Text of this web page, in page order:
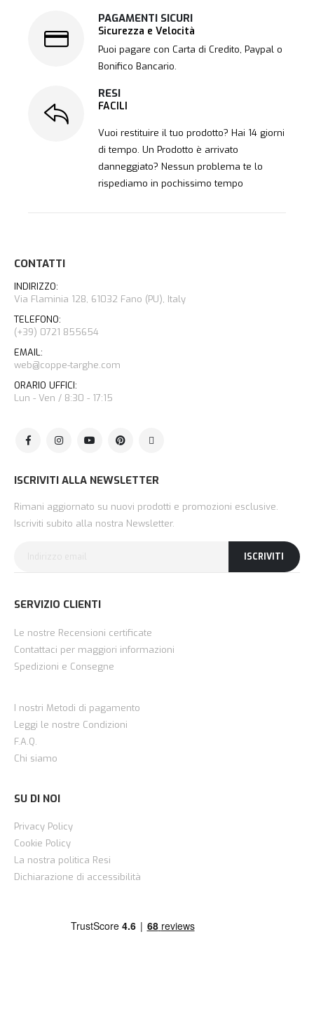
PAGAMENTI SICURI
Sicurezza e Velocità
Puoi pagare con Carta di Credito, Paypal o
Bonifico Bancario.
RESI
FACILI
Vuoi restituire il tuo prodotto? Hai 14 giorni
di tempo. Un Prodotto è arrivato
danneggiato? Nessun problema te lo
rispediamo in pochissimo tempo
CONTATTI
INDIRIZZO:
Via Flaminia 128, 61032 Fano (PU), Italy
TELEFONO:
(+39) 0721 855654
EMAIL:
web@coppe-targhe.com
ORARIO UFFICI:
Lun - Ven / 8:30 - 17:15
ISCRIVITI ALLA NEWSLETTER
Rimani aggiornato su nuovi prodotti e promozioni esclusive.
Iscriviti subito alla nostra Newsletter.
ISCRIVITI
SERVIZIO CLIENTI
Le nostre Recensioni certificate
Contattaci per maggiori informazioni
Spedizioni e Consegne
I nostri Metodi di pagamento
Leggi le nostre Condizioni
F.A.Q.
Chi siamo
SU DI NOI
Privacy Policy
Cookie Policy
La nostra politica Resi
Dichiarazione di accessibilità